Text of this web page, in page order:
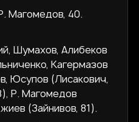
Магомедов, 40.
Шумахов, Алибеков
Кагермазов
Юсупов (Лисакович,
Р. Магомедов
(Зайнивов, 81).